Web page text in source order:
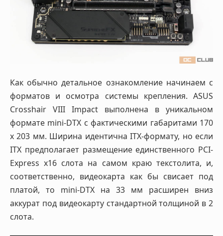
Как обычно детальное ознакомление начинаем с
форматов и осмотра системы крепления. ASUS
Crosshair VIII Impact выполнена в уникальном
формате mini-DTX с фактическими габаритами 170
х 203 мм. Ширина идентична ITX-формату, но если
ITX предполагает размещение единственного PCI-
Express x16 слота на самом краю текстолита, и,
соответственно, видеокарта как бы свисает под
платой, то mini-DTX на 33 мм расширен вниз
аккурат под видеокарту стандартной толщиной в 2
слота.